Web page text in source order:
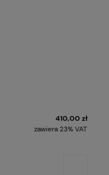
410,00 zł
zawiera 23% VAT